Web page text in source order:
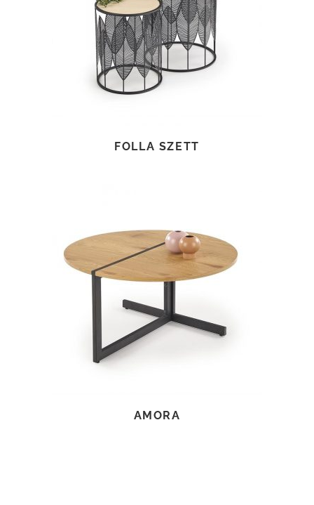
TOVÁBB OLVASOM
FOLLA SZETT
AMORA